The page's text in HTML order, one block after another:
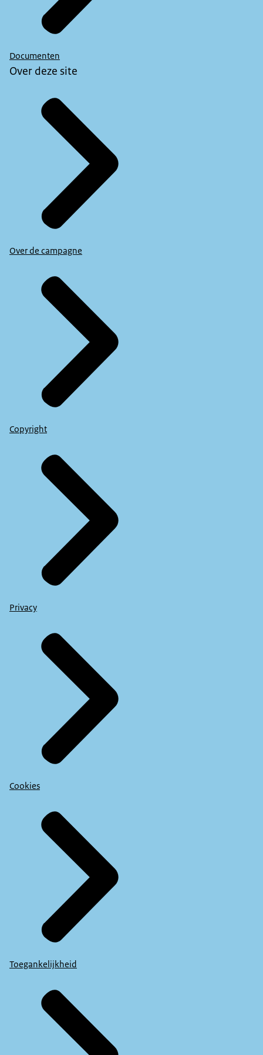
Documenten
Over deze site
Over de campagne
Copyright
Privacy
Cookies
Toegankelijkheid